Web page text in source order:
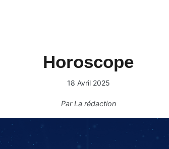
Horoscope
18 Avril 2025
ParLa rédaction